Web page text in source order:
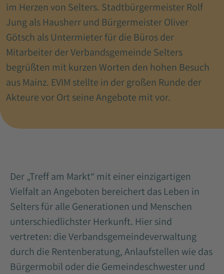
im Herzen von Selters. Stadtbürgermeister Rolf
Jung als Hausherr und Bürgermeister Oliver
Götsch als Untermieter für die Büros der
Mitarbeiter der Verbandsgemeinde Selters
begrüßten mit kurzen Worten den hohen Besuch
aus Mainz. EVIM stellte in der großen Runde der
Akteure vor Ort seine Angebote mit vor.
Der „Treff am Markt“ mit einer einzigartigen
Vielfalt an Angeboten bereichert das Leben in
Selters für alle Generationen und Menschen
unterschiedlichster Herkunft. Hier sind
vertreten: die Verbandsgemeindeverwaltung
durch die Rentenberatung, Anlaufstellen wie das
Bürgermobil oder die Gemeindeschwester und